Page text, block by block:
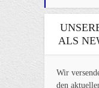
ALS
Wir
den